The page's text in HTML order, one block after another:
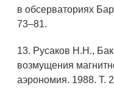
в обсерваториях
73–81.
13. Русаков Н.Н.,
возмущения
аэрономия. 1988. Т.